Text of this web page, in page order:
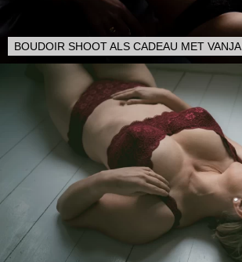
BOUDOIR SHOOT ALS CADEAU MET VANJA